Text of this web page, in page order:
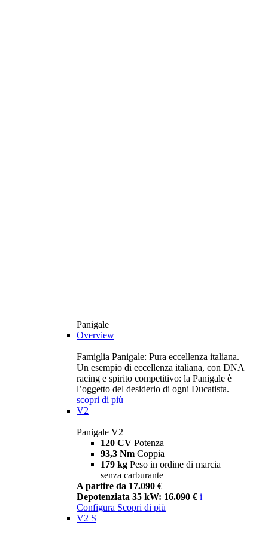
Panigale
Overview
Famiglia Panigale: Pura eccellenza italiana.
Un esempio di eccellenza italiana, con DNA
racing e spirito competitivo: la Panigale è
l’oggetto del desiderio di ogni Ducatista.
scopri di più
V2
Panigale V2
120 CV Potenza
93,3 Nm Coppia
179 kg Peso in ordine di marcia
senza carburante
A partire da 17.090 €
Depotenziata 35 kW: 16.090 € i
Configura Scopri di più
V2 S